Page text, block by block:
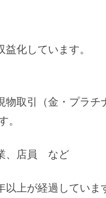
化しています。
取引（金・プラチ
。
、店員 など
上が経過してい